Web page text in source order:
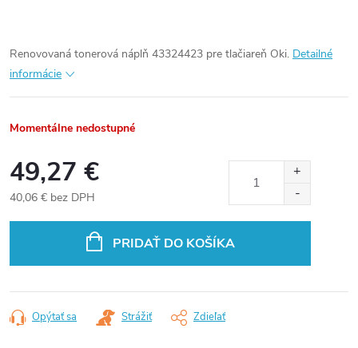
Renovovaná tonerová náplň 43324423 pre tlačiareň Oki. Detailné
informácie
Momentálne nedostupné
49,27 €
40,06 € bez DPH
PRIDAŤ DO KOŠÍKA
Opýtať sa Strážiť Zdieľať